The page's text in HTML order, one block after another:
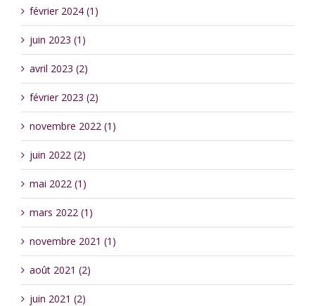
février 2024 (1)
juin 2023 (1)
avril 2023 (2)
février 2023 (2)
novembre 2022 (1)
juin 2022 (2)
mai 2022 (1)
mars 2022 (1)
novembre 2021 (1)
août 2021 (2)
juin 2021 (2)